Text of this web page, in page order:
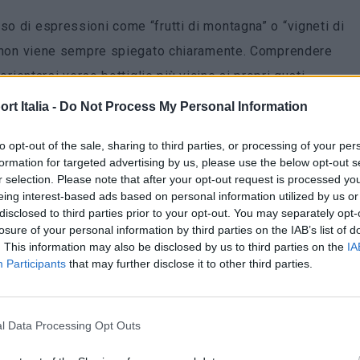
Italia - Do Not Process My Personal Information
opt-out of the sale, sharing to third parties, or processing of your
for targeted advertising by us, please use the below opt-out
selection. Please note that after your opt-out request is processed
interest-based ads based on personal information utilized by us
to third parties prior to your opt-out. You may separately
of your personal information by third parties on the IAB’s list of
This information may also be disclosed by us to third parties on the
Participants that may further disclose it to other third parties.
Data Processing Opt Outs
di espressioni come “frutti di montagna” o “vigneti di
viene sempre spiegato chiaramente. Comprendere
verso bottiglie più vicine ai propri gusti,
luce solare e drenaggio dei suoli influenzano in
della temperatura: come ben sa chi pratica
si abbassa. In media, la diminuzione è di 0,65 °C
ma se si considera un vigneto a 1.000 metri sul
sarà quasi 12 gradi più bassa rispetto a quella del
che hanno dato origine alle montagne hanno
che influenzano fortemente le condizioni di
che se ne ottengono.